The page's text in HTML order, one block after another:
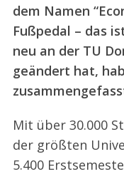
dem Namen
Fußpedal – das
neu an der TU
geändert hat,
Mit über 30.000
der größten
5.400